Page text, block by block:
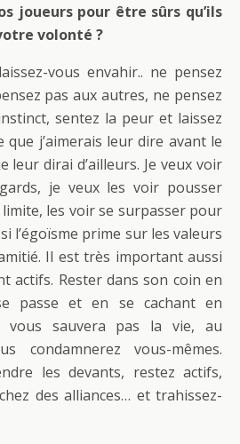
joueurs pour être sûrs qu’ils
volonté ?
vous envahir.. ne pensez
pas aux autres, ne pensez
sentez la peur et laissez
que j’aimerais leur dire avant le
leur dirai d’ailleurs. Je veux voir
je veux les voir pousser
les voir se surpasser pour
l’égoïsme prime sur les valeurs
Il est très important aussi
actifs. Rester dans son coin en
passe et en se cachant en
vous sauvera pas la vie, au
condamnerez vous-mêmes.
les devants, restez actifs,
des alliances… et trahissez-